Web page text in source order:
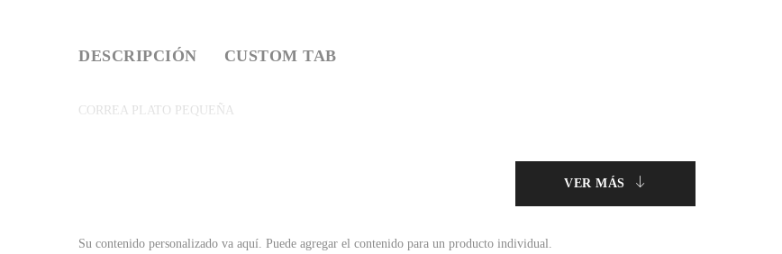
DESCRIPCIÓN CUSTOM TAB
CORREA PLATO PEQUEÑA
VER MÁS
Su contenido personalizado va aquí. Puede agregar el contenido para un producto individual.